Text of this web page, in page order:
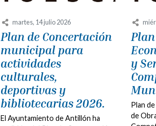
martes, 14 julio 2026
Plan de Concertación
municipal para
actividades
culturales,
deportivas y
bibliotecarias 2026.
El Ayuntamiento de Antillón ha
y
Plan
de